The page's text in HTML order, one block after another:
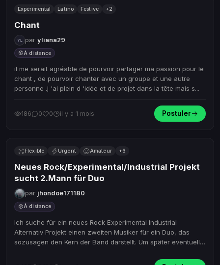
Expérimental Latino Festive +2
Chant
par yliana29
À distance
il me serait agréable de pourvoir partager ma passion pour le
chant , de pourvoir chanter avec un groupe et une autre
personne .j 'ai plein d 'idée et de projet dans la tête mais s...
186 0 0 il y a 1 mois Postuler
Flexible Urgent Amateur +6
Neues Rock/Experimental/Industrial Projekt
sucht 2.Mann für Duo
par jhondoe171180
À distance
Ich suche für ein neues Rock Experimental Industrial
Alternativ Projekt einen zweiten Musiker für ein Duo, das
sozusagen den Kern der Band darstellt. Um später eventuell